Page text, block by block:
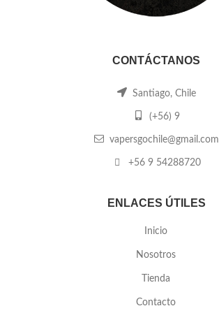
CONTÁCTANOS
Santiago, Chile
(+56) 9
vapersgochile@gmail.com
+56 9 54288720
ENLACES ÚTILES
Inicio
Nosotros
Tienda
Contacto